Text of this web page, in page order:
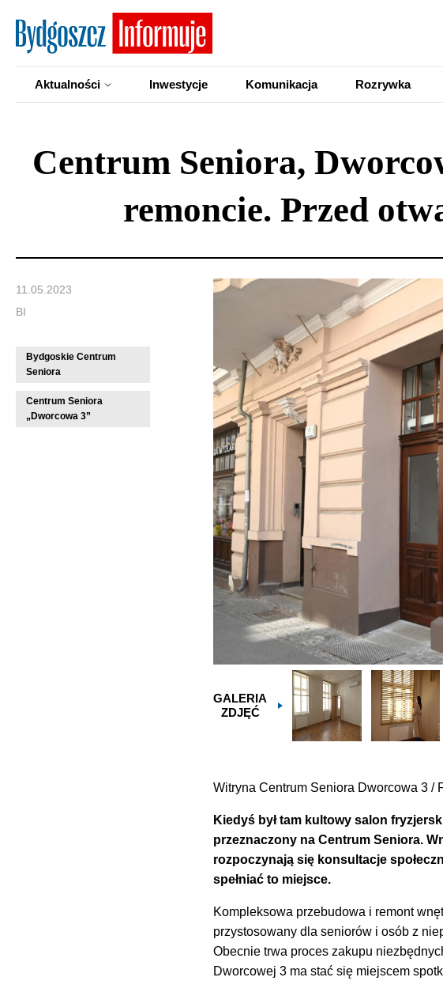
Aktualności Inwestycje Komunikacja Rozrywka
Centrum Seniora,
remoncie. Przed
11.05.2023
BI
Bydgoskie Centrum
Seniora
Centrum Seniora
„Dworcowa 3”
GALERIA
ZDJĘĆ
Witryna Centrum Seniora Dworcowa 3 /
Kiedyś był tam kultowy salon
przeznaczony na Centrum Seniora.
rozpoczynają się konsultacje
spełniać to miejsce.
Kompleksowa przebudowa i remont
przystosowany dla seniorów i osób z
Obecnie trwa proces zakupu
Dworcowej 3 ma stać się miejscem